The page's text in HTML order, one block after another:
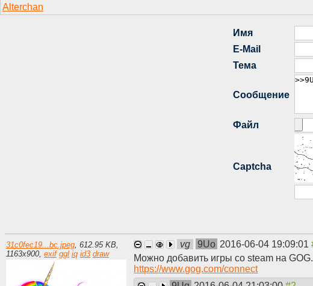
31c0fec19...bc.jpeg, 612.95 KB,
1163x900, exif ggl iq id3 draw
vg 9Uo 2016-06-04 19:09:01
Можно добавить игры со steam на GOG.
https://www.gog.com/connect